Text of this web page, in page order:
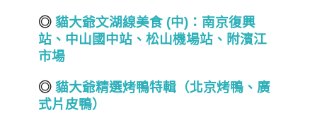
◎ 貓大爺文湖線美食 (中) ：南京復興
站、中山國中站、松山機場站 、 附濱江
市場
◎ 貓大爺精選烤鴨特輯（北京烤鴨、廣
式片皮鴨）